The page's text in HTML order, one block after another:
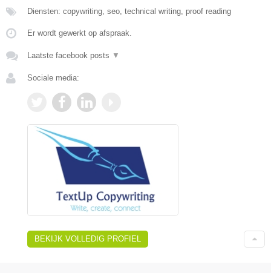
Diensten: copywriting, seo, technical writing, proof reading
Er wordt gewerkt op afspraak.
Laatste facebook posts ▼
Sociale media:
BEKIJK VOLLEDIG PROFIEL